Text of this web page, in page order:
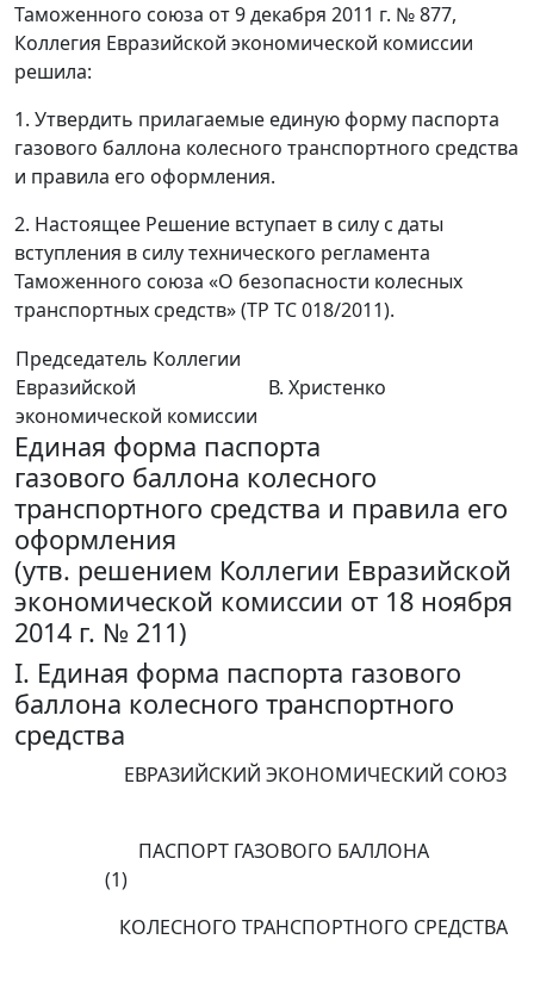
Таможенного союза от 9 декабря 2011 г. № 877,
Коллегия Евразийской экономической комиссии
решила:
1. Утвердить прилагаемые единую форму паспорта
газового баллона колесного транспортного средства
и правила его оформления.
2. Настоящее Решение вступает в силу с даты
вступления в силу технического регламента
Таможенного союза «О безопасности колесных
транспортных средств» (ТР ТС 018/2011).
Председатель Коллегии
Евразийской
экономической комиссии
В. Христенко
Единая форма паспорта
газового баллона колесного
транспортного средства и правила его
оформления
(утв. решением Коллегии Евразийской
экономической комиссии от 18 ноября
2014 г. № 211)
I. Единая форма паспорта газового
баллона колесного транспортного
средства
ЕВРАЗИЙСКИЙ ЭКОНОМИЧЕСКИЙ СОЮЗ
ПАСПОРТ ГАЗОВОГО БАЛЛОНА
(1)
КОЛЕСНОГО ТРАНСПОРТНОГО СРЕДСТВА